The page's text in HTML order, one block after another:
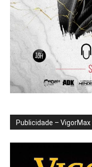
Publicidade – VigorMax